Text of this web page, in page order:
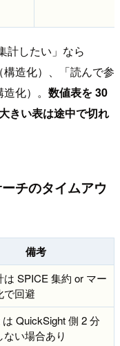
計したい」なら
造化）、「読んで参
化）。 数値表を 30
きい表は途中で切れ
チのタイムアウ
備考
は SPICE 集約 or マー
で回避
は QuickSight 側 2 分
ない場合あり